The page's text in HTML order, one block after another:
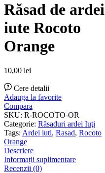
Răsad de ardei
iute Rocoto
Orange
10,00 lei
Cere detalii
Adauga la favorite
Compara
SKU: R-ROCOTO-OR
Categorie: Răsaduri ardei Iuţi
Tags: Ardei iuti, Rasad, Rocoto
Orange
Descriere
Informații suplimentare
Recenzii (0)